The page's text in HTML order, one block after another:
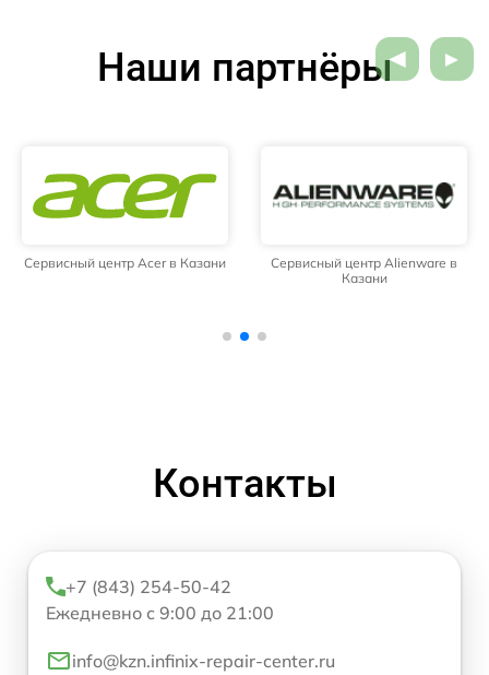
Наши партнёры
Сервисный центр Acer в Казани
Сервисный центр Alienware в
Казани
Контакты
+7 (843) 254-50-42
Ежедневно с 9:00 до 21:00
info@kzn.infinix-repair-center.ru